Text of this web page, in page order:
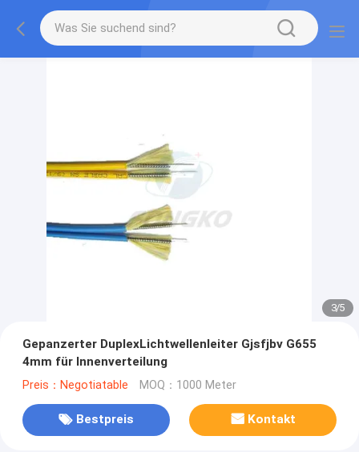
3/5
Gepanzerter DuplexLichtwellenleiter Gjsfjbv G655
4mm für Innenverteilung
Preis：Negotiatable MOQ：1000 Meter
Bestpreis Kontakt